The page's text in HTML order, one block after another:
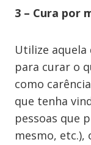
3 – Cura por
Utilize aquela
para curar o
como
que tenha
pessoas que
mesmo, etc.),